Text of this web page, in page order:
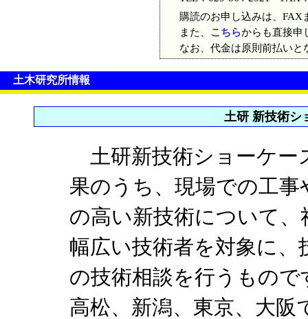
購読のお申し込みは、FAX
また、 こちらからも直接申
なお、代金は原則前払い
土木研究所情報
土研 新技術シ
土研新技術ショーケー
果のうち、現場での工
の高い新技術について
幅広い技術者を対象に
の技術相談を行うもので
高松、新潟、東京、大阪